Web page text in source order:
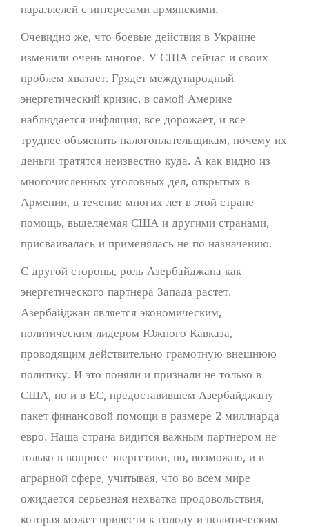
параллелей с интересами армянскими.
Очевидно же, что боевые действия в Украине
изменили очень многое. У США сейчас и своих
проблем хватает. Грядет международный
энергетический кризис, в самой Америке
наблюдается инфляция, все дорожает, и все
труднее объяснить налогоплательщикам, почему их
деньги тратятся неизвестно куда. А как видно из
многочисленных уголовных дел, открытых в
Армении, в течение многих лет в этой стране
помощь, выделяемая США и другими странами,
присваивалась и применялась не по назначению.
С другой стороны, роль Азербайджана как
энергетического партнера Запада растет.
Азербайджан является экономическим,
политическим лидером Южного Кавказа,
проводящим действительно грамотную внешнюю
политику. И это поняли и признали не только в
США, но и в ЕС, предоставившем Азербайджану
пакет финансовой помощи в размере 2 миллиарда
евро. Наша страна видится важным партнером не
только в вопросе энергетики, но, возможно, и в
аграрной сфере, учитывая, что во всем мире
ожидается серьезная нехватка продовольствия,
которая может привести к голоду и политическим